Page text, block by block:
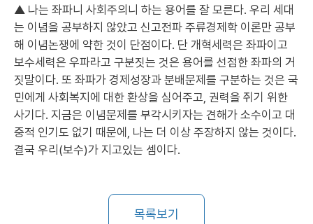
▲ 나는 좌파니 사회주의니 하는 용어를 잘 모른다. 우리 세대
는 이념을 공부하지 않았고 신고전파 주류경제학 이론만 공부
해 이념논쟁에 약한 것이 단점이다. 단 개혁세력은 좌파이고
보수세력은 우파라고 구분짓는 것은 용어를 선점한 좌파의 거
짓말이다. 또 좌파가 경제성장과 분배문제를 구분하는 것은 국
민에게 사회복지에 대한 환상을 심어주고, 권력을 쥐기 위한
사기다. 지금은 이념문제를 부각시키자는 견해가 소수이고 대
중적 인기도 없기 때문에, 나는 더 이상 주장하지 않는 것이다.
결국 우리(보수)가 지고있는 셈이다.
목록보기